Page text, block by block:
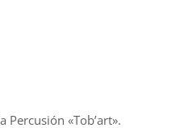
«Tob’art».